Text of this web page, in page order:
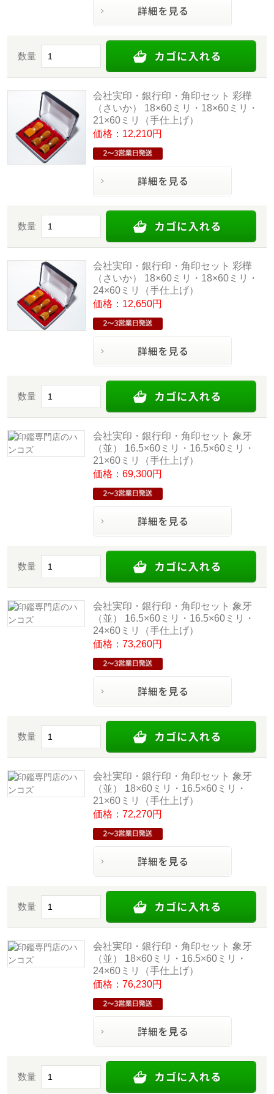
数量
会社実印・銀行印・角印セット 彩樺
（さいか） 18×60ミリ・18×60ミリ・
21×60ミリ（手仕上げ）
価格：12,210円
数量
会社実印・銀行印・角印セット 彩樺
（さいか） 18×60ミリ・18×60ミリ・
24×60ミリ（手仕上げ）
価格：12,650円
数量
会社実印・銀行印・角印セット 象牙
（並） 16.5×60ミリ・16.5×60ミリ・
21×60ミリ（手仕上げ）
価格：69,300円
数量
会社実印・銀行印・角印セット 象牙
（並） 16.5×60ミリ・16.5×60ミリ・
24×60ミリ（手仕上げ）
価格：73,260円
数量
会社実印・銀行印・角印セット 象牙
（並） 18×60ミリ・16.5×60ミリ・
21×60ミリ（手仕上げ）
価格：72,270円
数量
会社実印・銀行印・角印セット 象牙
（並） 18×60ミリ・16.5×60ミリ・
24×60ミリ（手仕上げ）
価格：76,230円
数量